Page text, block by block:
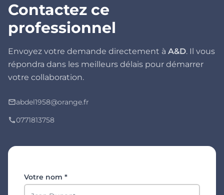
Contactez ce
professionnel
Envoyez votre demande directement à A&D. Il vous
répondra dans les meilleurs délais pour démarrer
votre collaboration.
mail_outlineabdel1958@orange.fr
phone0771813758
Votre nom *